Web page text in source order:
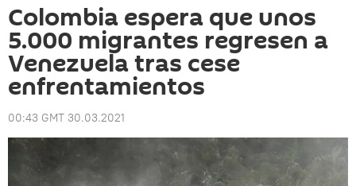
Colombia espera que unos
5.000 migrantes regresen a
Venezuela tras cese
enfrentamientos
00:43 GMT 30.03.2021